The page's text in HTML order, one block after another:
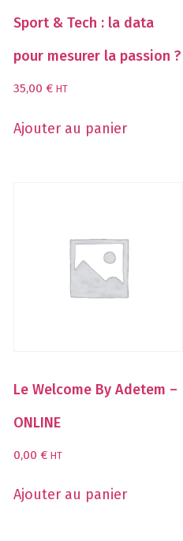
Sport & Tech : la data
pour mesurer la passion ?
35,00 € HT
Ajouter au panier
Le Welcome By Adetem –
ONLINE
0,00 € HT
Ajouter au panier